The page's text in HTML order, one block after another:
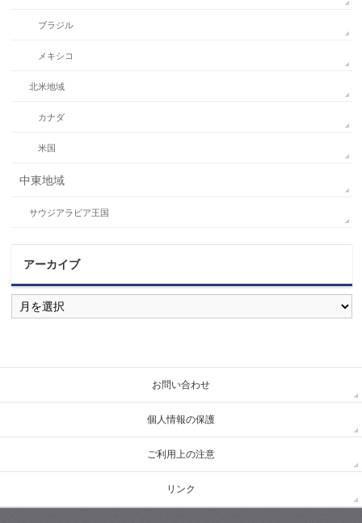
ブラジル
メキシコ
北米地域
カナダ
米国
中東地域
サウジアラビア王国
アーカイブ
ア
ー
カ
お問い合わせ
個人情報の保護
ご利用上の注意
リンク